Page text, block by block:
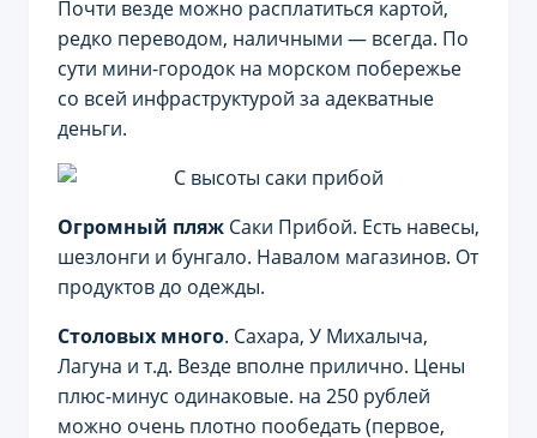
Почти везде можно расплатиться картой,
редко переводом, наличными — всегда. По
сути мини-городок на морском побережье
со всей инфраструктурой за адекватные
деньги.
Огромный пляж Саки Прибой. Есть навесы,
шезлонги и бунгало. Навалом магазинов. От
продуктов до одежды.
Столовых много. Сахара, У Михалыча,
Лагуна и т.д. Везде вполне прилично. Цены
плюс-минус одинаковые. на 250 рублей
можно очень плотно пообедать (первое,